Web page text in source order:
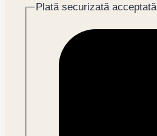
Plată securizată acceptată